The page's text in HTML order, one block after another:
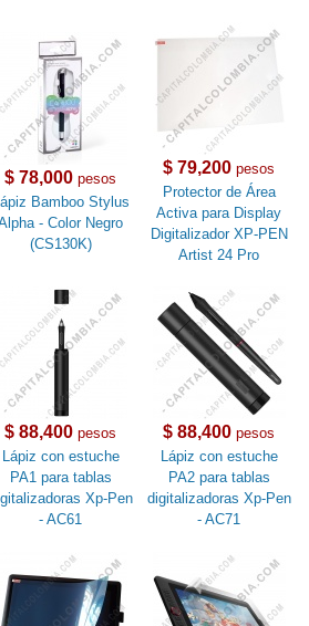
$ 78,000 pesos
Bamboo Stylus
- Color Negro
(CS130K)
$ 79,200 pesos
Protector de Área
Activa para Display
Digitalizador XP-PEN
Artist 24 Pro
$ 88,400 pesos
Lápiz con estuche
PA1 para tablas
Xp-Pen
- AC61
$ 88,400 pesos
Lápiz con estuche
PA2 para tablas
digitalizadoras Xp-Pen
- AC71